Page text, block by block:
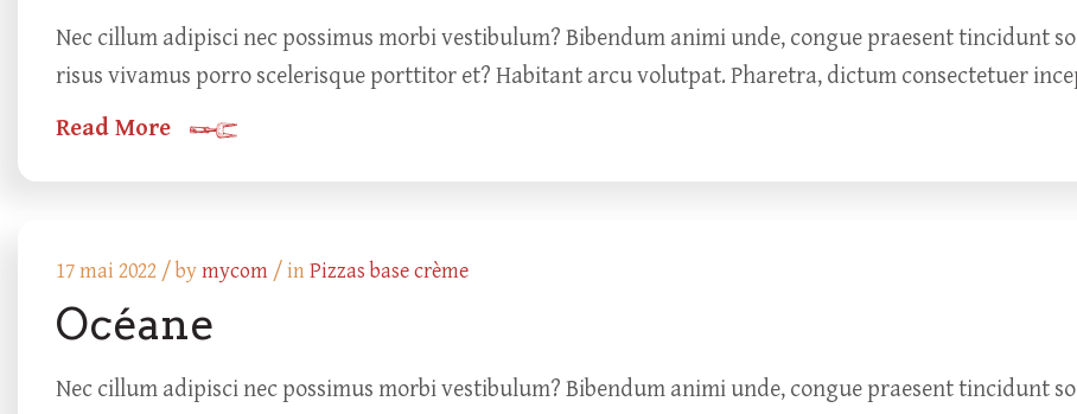
Nec cillum adipisci nec possimus morbi vestibulum? Bibendum animi unde, congue praesent tincidunt
risus vivamus porro scelerisque porttitor et? Habitant arcu volutpat. Pharetra, dictum consectetuer
Read More
17 mai 2022 /bymycom / inPizzas base crème
Océane
Nec cillum adipisci nec possimus morbi vestibulum? Bibendum animi unde, congue praesent tincidunt